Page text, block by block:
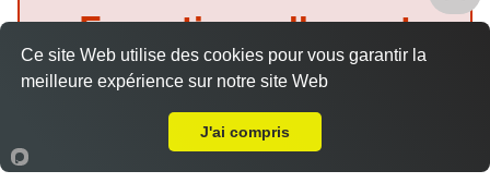
Accueil Panier Compte
Exceptionnellement
fermé
(Précommande possible)
Ce site Web utilise des cookies pour vous garantir la
meilleure expérience sur notre site Web
J'ai compris